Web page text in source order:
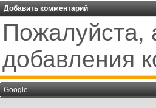
Добавить комментарий
Пожалуйста,
добавления
Google